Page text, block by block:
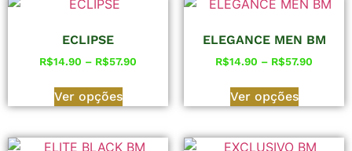
ECLIPSE
R$14.90 – R$57.90
Ver opções
ELEGANCE MEN BM
R$14.90 – R$57.90
Ver opções